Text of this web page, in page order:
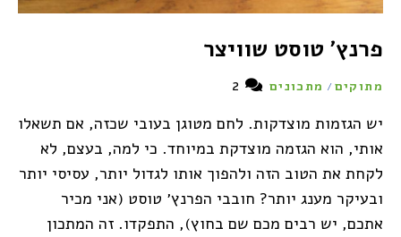
פרנץ׳ טוסט שוויצר
מתוקים / מתכונים
יש הגזמות מוצדקות. לחם מטוגן בעובי שכזה, אם תשאלו
אותי, הוא הגזמה מוצדקת במיוחד. כי למה, בעצם, לא
לקחת את הטוב הזה ולהפוך אותו לגדול יותר, עסיסי יותר
ובעיקר מענג יותר? חובבי הפרנץ׳ טוסט (אני מכיר
אתכם, יש רבים מכם שם בחוץ), התפקדו. זה המתכון